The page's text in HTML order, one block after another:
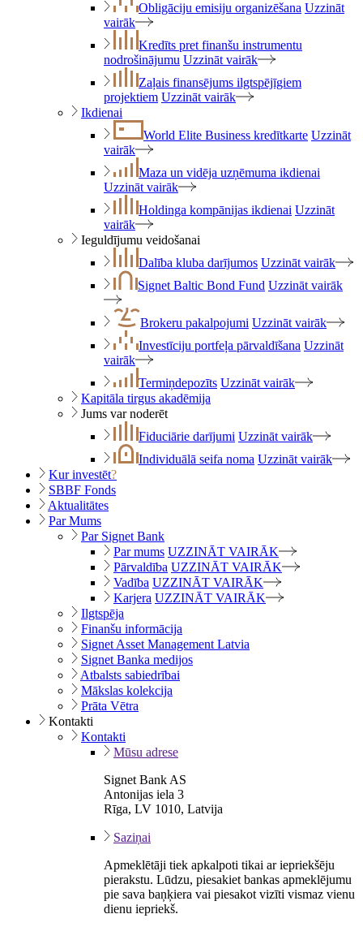
Obligāciju emisiju organizēšana Uzzināt
vairāk
Kredīts pret finanšu instrumentu
nodrošinājumu Uzzināt vairāk
Zaļais finansējums ilgtspējīgiem
projektiem Uzzināt vairāk
Ikdienai
World Elite Business kredītkarte Uzzināt
vairāk
Maza un vidēja uzņēmuma ikdienai
Uzzināt vairāk
Holdinga kompānijas ikdienai Uzzināt
vairāk
Ieguldījumu veidošanai
Dalība kluba darījumos Uzzināt vairāk
Signet Baltic Bond Fund Uzzināt vairāk
Brokeru pakalpojumi Uzzināt vairāk
Investīciju portfeļa pārvaldīšana Uzzināt
vairāk
Termiņdepozīts Uzzināt vairāk
Kapitāla tirgus akadēmija
Jums var noderēt
Fiduciārie darījumi Uzzināt vairāk
Individuālā seifa noma Uzzināt vairāk
Kur investēt?
SBBF Fonds
Aktualitātes
Par Mums
Par Signet Bank
Par mums UZZINĀT VAIRĀK
Pārvaldība UZZINĀT VAIRĀK
Vadība UZZINĀT VAIRĀK
Karjera UZZINĀT VAIRĀK
Ilgtspēja
Finanšu informācija
Signet Asset Management Latvia
Signet Banka medijos
Atbalsts sabiedrībai
Mākslas kolekcija
Prāta Vētra
Kontakti
Kontakti
Mūsu adrese
Signet Bank AS
Antonijas iela 3
Rīga, LV 1010, Latvija
Saziņai
Apmeklētāji tiek apkalpoti tikai ar iepriekšēju
pierakstu. Lūdzu, piesakiet bankas apmeklējumu
pie sava baņķiera vai piesakot vizīti vismaz vienu
dienu iepriekš.